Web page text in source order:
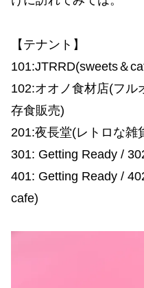
【テナント】
101:JTRRD(sweets＆
102:オオノ食材店(フル
存食販売)
201:夜長堂(レトロな雑
301: Getting Ready /
401: Getting Ready /
cafe)